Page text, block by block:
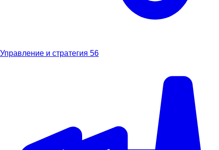
Управление и стратегия 56